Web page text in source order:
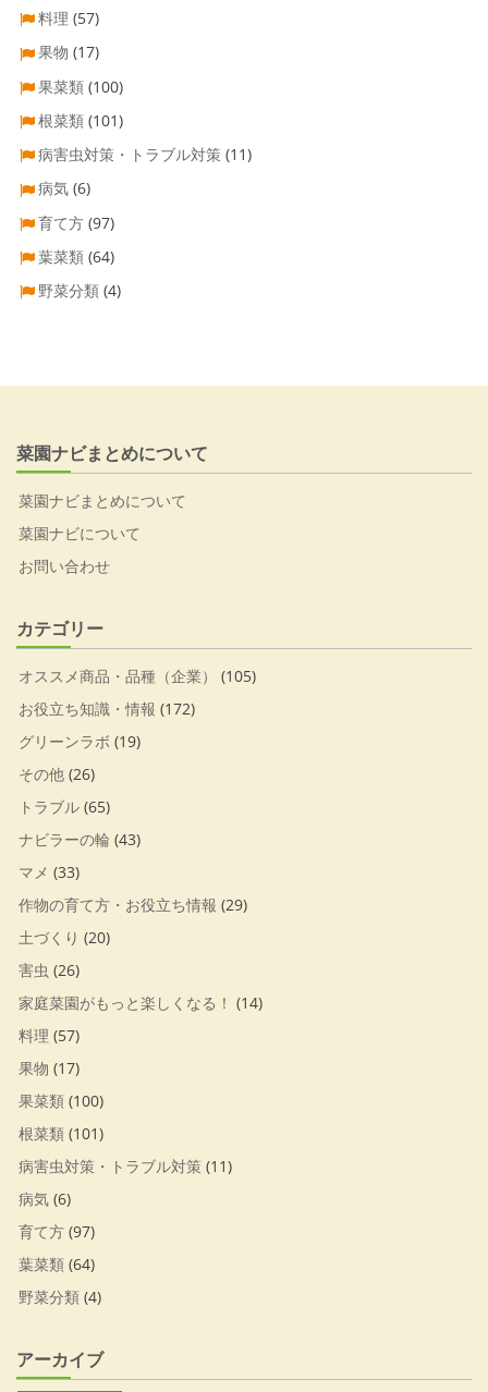
料理 (57)
果物 (17)
果菜類 (100)
根菜類 (101)
病害虫対策・トラブル対策 (11)
病気 (6)
育て方 (97)
葉菜類 (64)
野菜分類 (4)
菜園ナビまとめについて
菜園ナビまとめについて
菜園ナビについて
お問い合わせ
カテゴリー
オススメ商品・品種（企業）
(105)
お役立ち知識・情報 (172)
グリーンラボ (19)
その他 (26)
トラブル (65)
ナビラーの輪 (43)
マメ (33)
作物の育て方・お役立ち情報 (29)
土づくり (20)
害虫 (26)
家庭菜園がもっと楽しくなる！ (14)
料理 (57)
果物 (17)
果菜類 (100)
根菜類 (101)
病害虫対策・トラブル対策 (11)
病気 (6)
育て方 (97)
葉菜類 (64)
野菜分類 (4)
アーカイブ